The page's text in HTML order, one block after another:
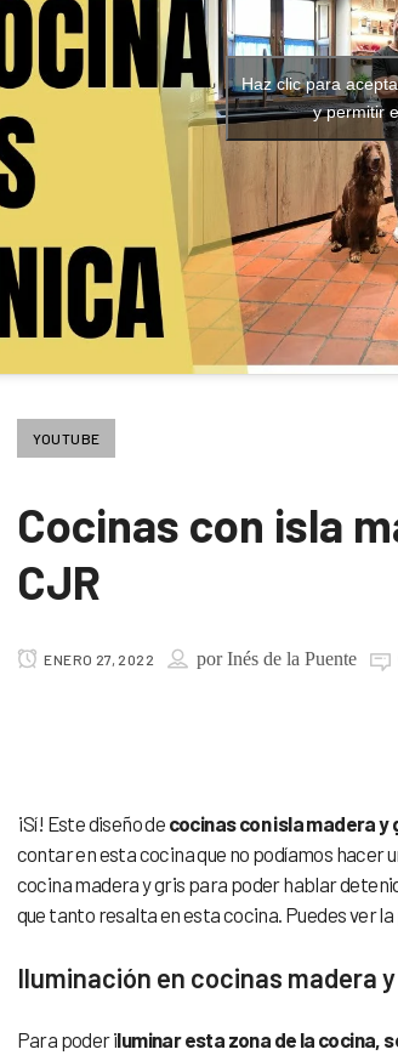
Haz clic para
y permitir
YOUTUBE
Cocinas con isla
CJR
ENERO 27, 2022 porInés de la Puente
¡Sí! Este diseño de cocinas con isla madera y
contar en esta cocina que no podíamos hacer
cocina madera y gris para poder hablar
que tanto resalta en esta cocina. Puedes ver
Iluminación en cocinas madera
Para poder iluminar esta zona de la cocina,